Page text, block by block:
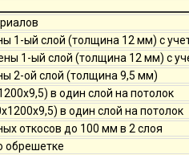
1-ый слой (толщина 12 мм) с
1-ый слой (толщина 12 мм) с
2-ой слой (толщина 9,5 мм)
в один слой на потолок
в один слой на потолок
откосов до 100 мм в 2 слоя
обрешетке